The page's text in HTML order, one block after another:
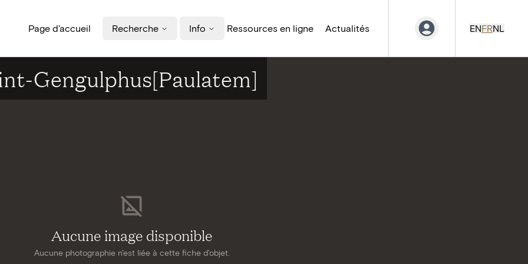
Page d'accueil Recherche Info Ressources en ligne Actualités ENFRNL
Aucune image disponible
Aucune photographie n'est liée à cette fiche d'objet.
Gengulphus[Paulatem]